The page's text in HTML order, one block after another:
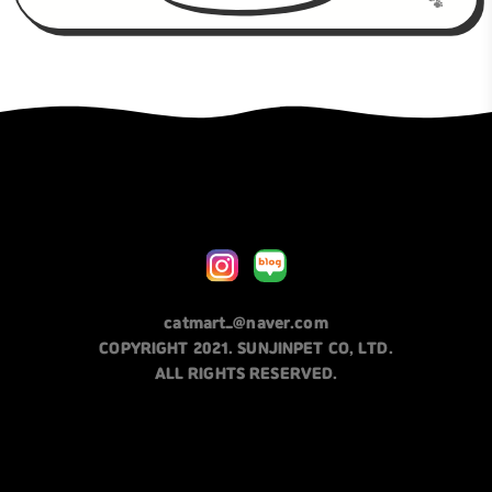
catmart_@naver.com
COPYRIGHT 2021. SUNJINPET CO, LTD.
ALL RIGHTS RESERVED.